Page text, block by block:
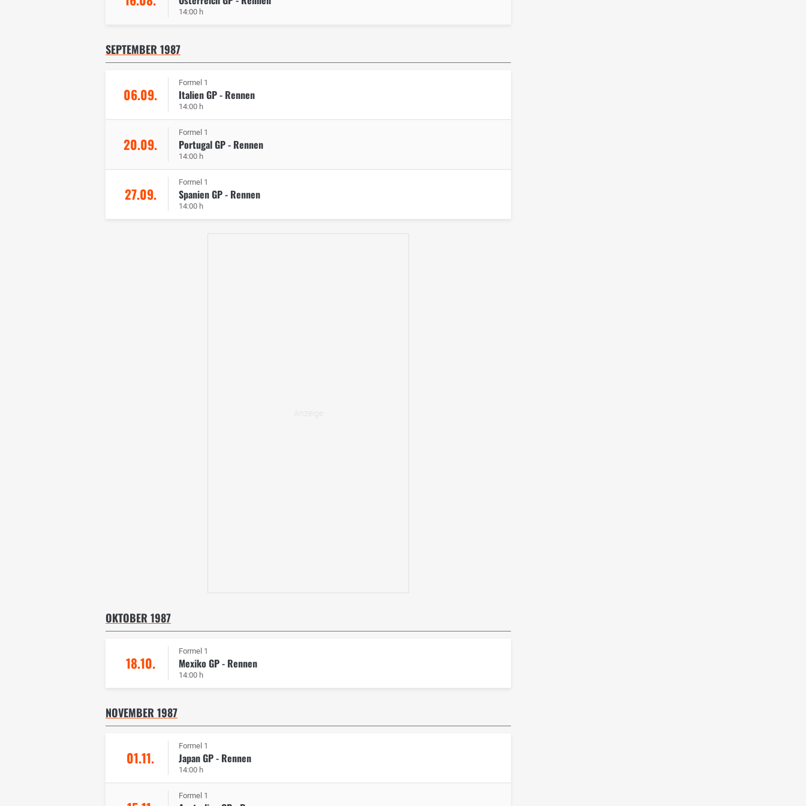
14:00 h
SEPTEMBER 1987
06.09.
Formel 1
Italien GP - Rennen
14:00 h
20.09.
Formel 1
Portugal GP - Rennen
14:00 h
27.09.
Formel 1
Spanien GP - Rennen
14:00 h
OKTOBER 1987
18.10.
Formel 1
Mexiko GP - Rennen
14:00 h
NOVEMBER 1987
01.11.
Formel 1
Japan GP - Rennen
14:00 h
Formel 1